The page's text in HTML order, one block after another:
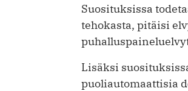
Suosituksissa
tehokasta, pitäisi
Lisäksi
puoliautomaattisia